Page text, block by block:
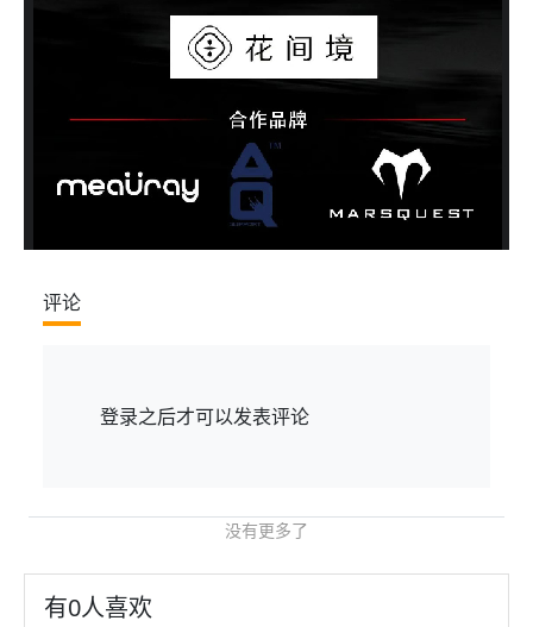
评论
登录之后才可以发表评论
没有更多了
有0人喜欢